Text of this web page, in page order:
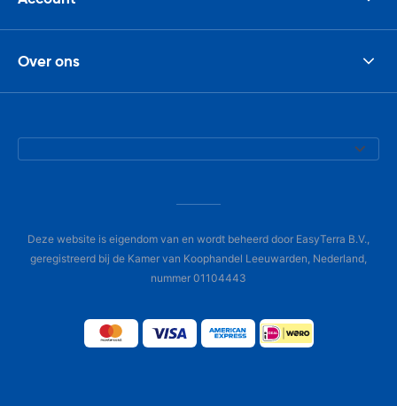
Over ons
Deze website is eigendom van en wordt beheerd door EasyTerra B.V.,
geregistreerd bij de Kamer van Koophandel Leeuwarden, Nederland,
nummer 01104443